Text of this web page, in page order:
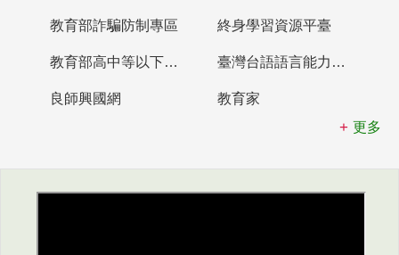
教育部詐騙防制專區 終身學習資源平臺
教育部高中等以下學校及幼兒園教師資格檢定考試 臺灣台語語言能力認證網站
良師興國網
教育家
更多